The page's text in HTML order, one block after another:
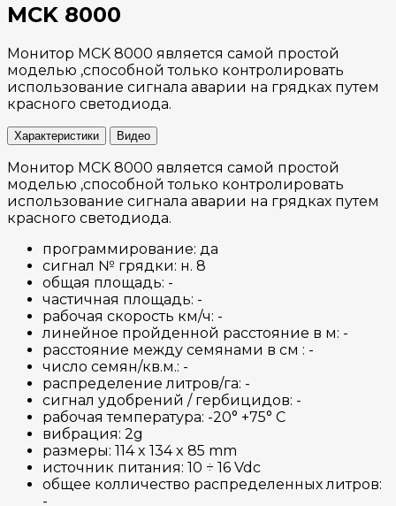
MCK 8000
Монитор MCK 8000 является самой простой
моделью ,способной только контролировать
использование сигнала аварии на грядках путем
красного светодиода.
Характеристики Видео
Монитор MCK 8000 является самой простой
моделью ,способной только контролировать
использование сигнала аварии на грядках путем
красного светодиода.
программирование: да
сигнал № грядки: н. 8
общая площадь: -
частичная площадь: -
рабочая скорость км/ч: -
линейное пройденной расстояние в м: -
расстояние между семянами в см : -
число семян/кв.м.: -
распределение литров/га: -
сигнал удобрений / гербицидов: -
рабочая температура: -20° +75° C
вибрация: 2g
размеры: 114 x 134 x 85 mm
источник питания: 10 ÷ 16 Vdc
общее колличество распределенных литров:
-